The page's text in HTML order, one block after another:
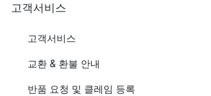
고객서비스
고객서비스
교환 & 환불 안내
반품 요청 및 클레임 등록